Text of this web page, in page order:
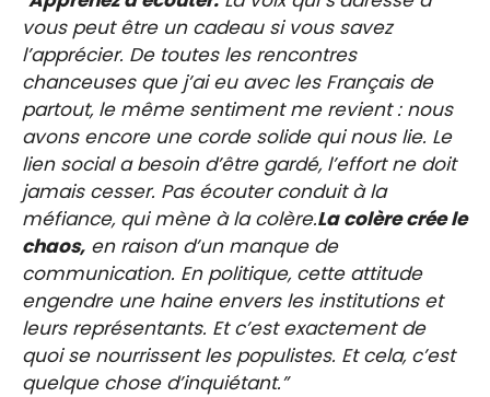
vous peut être un cadeau si vous savez
l’apprécier. De toutes les rencontres
chanceuses que j’ai eu avec les Français de
partout, le même sentiment me revient : nous
avons encore une corde solide qui nous lie. Le
lien social a besoin d’être gardé, l’effort ne doit
jamais cesser. Pas écouter conduit à la
méfiance, qui mène à la colère.La colère crée le
chaos, en raison d’un manque de
communication. En politique, cette attitude
engendre une haine envers les institutions et
leurs représentants. Et c’est exactement de
quoi se nourrissent les populistes. Et cela, c’est
quelque chose d’inquiétant.”